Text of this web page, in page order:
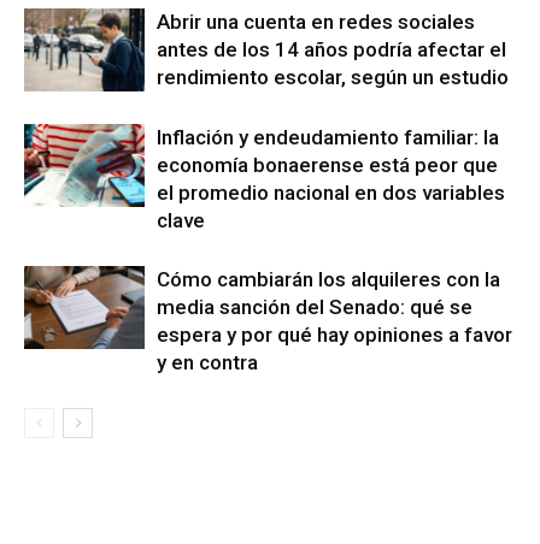
Abrir una cuenta en redes sociales
antes de los 14 años podría afectar el
rendimiento escolar, según un estudio
Inflación y endeudamiento familiar: la
economía bonaerense está peor que
el promedio nacional en dos variables
clave
Cómo cambiarán los alquileres con la
media sanción del Senado: qué se
espera y por qué hay opiniones a favor
y en contra